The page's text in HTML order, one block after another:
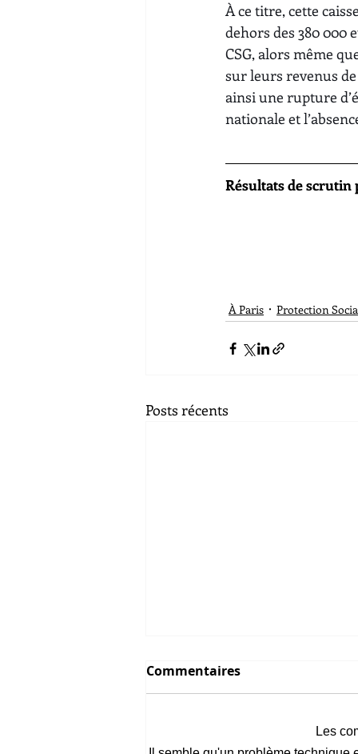
À ce titre, cette
dehors des 380 000
CSG, alors même
sur leurs revenus
ainsi une rupture
nationale et
Résultats de
À Paris Protection
Posts récents
Commentaires
Les